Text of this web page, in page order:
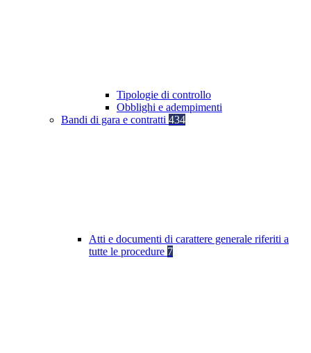
Tipologie di controllo
Obblighi e adempimenti
Bandi di gara e contratti 434
Atti e documenti di carattere generale riferiti a
tutte le procedure 7